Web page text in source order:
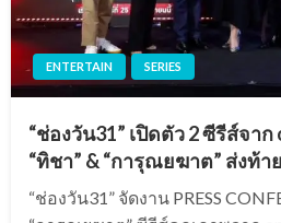
ENTERTAIN SERIES
“ช่องวัน31” เปิดตัว 2 ซีรีส์จาก
“ทิชา” & “การุณยฆาต” ส่งท้า
“ช่องวัน31” จัดงาน PRESS